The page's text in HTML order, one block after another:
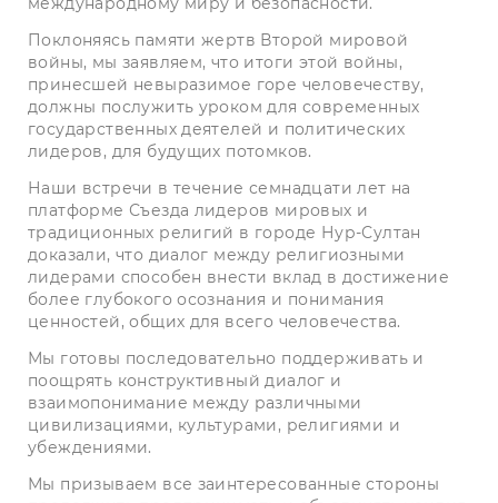
Поклоняясь памяти жертв Второй мировой
войны, мы заявляем, что итоги этой войны,
принесшей невыразимое горе человечеству,
должны послужить уроком для современных
государственных деятелей и политических
лидеров, для будущих потомков.
Наши встречи в течение семнадцати лет на
платформе Съезда лидеров мировых и
традиционных религий в городе Нур-Султан
доказали, что диалог между религиозными
лидерами способен внести вклад в достижение
более глубокого осознания и понимания
ценностей, общих для всего человечества.
Мы готовы последовательно поддерживать и
поощрять конструктивный диалог и
взаимопонимание между различными
цивилизациями, культурами, религиями и
убеждениями.
Мы призываем все заинтересованные стороны